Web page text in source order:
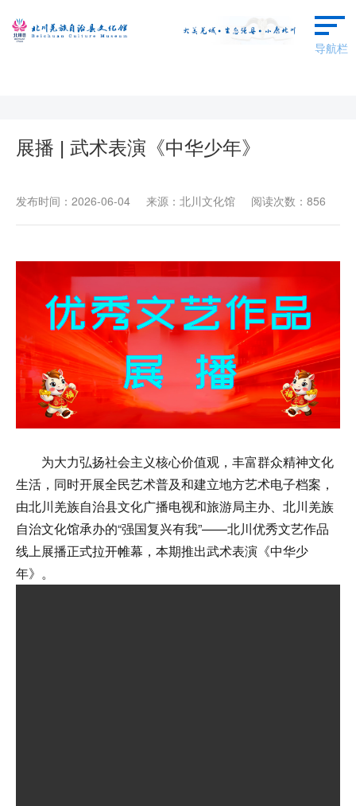
导航栏
本馆概况
场馆预约
广场舞蹈
数字文化云
展播 | 武术表演《中华少年》
发布时间：2026-06-04 来源：北川文化馆 阅读次数：856
为大力弘扬社会主义核心价值观，丰富群众精神文化
生活，同时开展全民艺术普及和建立地方艺术电子档案，
由北川羌族自治县文化广播电视和旅游局主办、北川羌族
自治文化馆承办的“强国复兴有我”——北川优秀文艺作品
线上展播正式拉开帷幕，本期推出武术表演《中华少
年》 。